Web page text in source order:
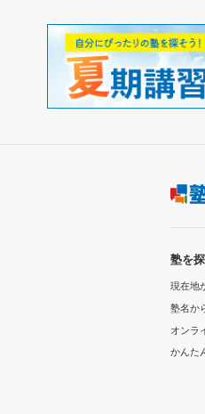
塾を
現在地
塾名か
オンラ
かんた